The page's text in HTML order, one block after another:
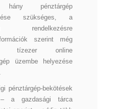
hány pénztárgép
szükséges, a
rendelkezésre
szerint még
tízezer online
üzembe helyezése
pénztárgép-bekötések
a gazdasági tárca